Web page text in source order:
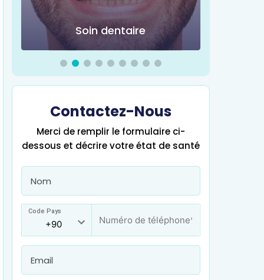
Soin dentaire
Contactez-Nous
Merci de remplir le formulaire ci-
dessous et décrire votre état de santé
Code Pays